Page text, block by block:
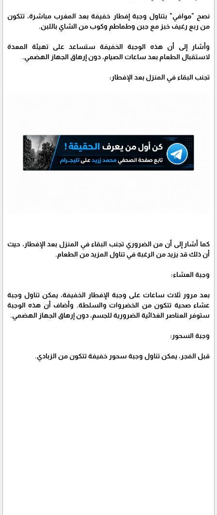
نصح "موافي" بتناول وجبة إفطار خفيفة بعد المغرب مباشرة، تتكون
من ربع رغيف خبز مع جبن وطماطم وكوب من الشاي باللبن.
وأشار إلى أن هذه الوجبة الخفيفة ستساعد على تهيئة المعدة
لاستقبال الطعام بعد ساعات الصيام، دون إرهاق الجهاز الهضمي.
تجنب البقاء في المنزل بعد الإفطار:
كما أشار إلى أن من الضروري تجنب البقاء في المنزل بعد الإفطار، حيث
أن ذلك قد يزيد من الرغبة في تناول المزيد من الطعام.
وجبة العشاء:
بعد مرور ثلاث ساعات على وجبة الإفطار الخفيفة، يمكن تناول وجبة
عشاء صحية تتكون من الخضروات والسلطة. وأضاف أن هذه الوجبة
ستوفر العناصر الغذائية الضرورية للجسم، دون إرهاق الجهاز الهضمي.
وجبة السحور:
قبل الفجر، يمكن تناول وجبة سحور خفيفة تتكون من الزبادي.